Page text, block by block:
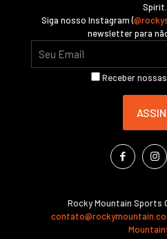
Spirit.
Siga nosso Instagram (
newsletter para
Receber
Rocky Mountain Sports